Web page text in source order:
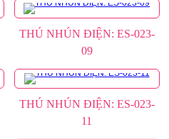
THÚ NHÚN ĐIỆN: ES-023-
09
THÚ NHÚN ĐIỆN: ES-023-
11